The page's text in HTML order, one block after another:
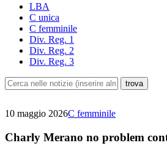
LBA
C unica
C femminile
Div. Reg. 1
Div. Reg. 2
Div. Reg. 3
10 maggio 2026C femminile
Charly Merano no problem